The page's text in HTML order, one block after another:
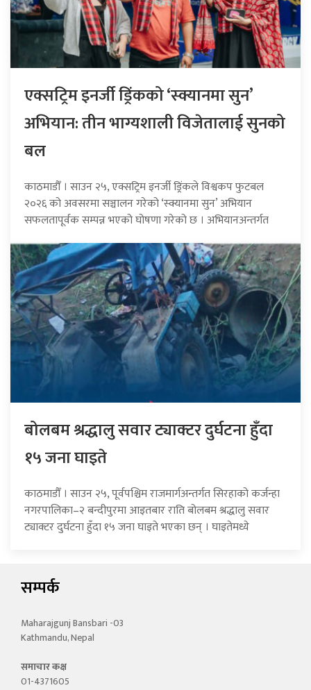
एक्सट्रिम इनर्जी ड्रिंकको ‘स्क्यानमा सुन’
अभियान: तीन भाग्यशाली विजेतालाई सुनको
बल
काठमाडौँ । साउन २५, एक्सट्रिम इनर्जी ड्रिंकले विश्वकप फुटबल
२०२६ को अवसरमा सञ्चालन गरेको ‘स्क्यानमा सुन’ अभियान
सफलतापूर्वक सम्पन्न भएको घोषणा गरेको छ । अभियानअन्तर्गत
बोलबम श्रद्धालु सवार ट्याक्टर दुर्घटना हुँदा
१५ जना घाइते
काठमाडौँ । साउन २५, पूर्वपश्चिम राजमार्गअन्तर्गत सिरहाको कर्जन्हा
नगरपालिका–२ बन्दीपुरमा आइतबार राति बोलबम श्रद्धालु सवार
ट्याक्टर दुर्घटना हुँदा १५ जना घाइते भएका छन् । घाइतेमध्ये
सम्पर्क
Maharajgunj Bansbari -03
Kathmandu, Nepal
समाचार कक्ष
01-4371605